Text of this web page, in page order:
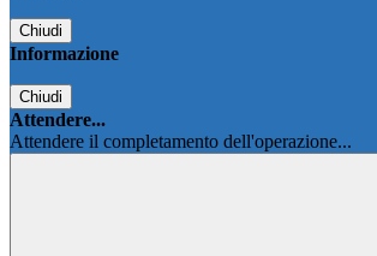
Chiudi
Informazione
Chiudi
Attendere...
Attendere il completamento dell'operazione...